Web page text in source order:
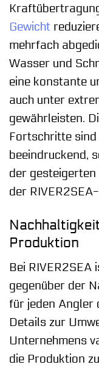
Gewicht
mehrfach
Wasser und
eine konstante
auch unter
gewährleisten.
Fortschritte
beeindruckend,
der
der
Produktion
Bei
gegenüber der
für jeden Angler
Details zur
Unternehmens
die Produktion